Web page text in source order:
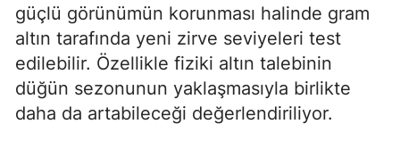
güçlü görünümün korunması halinde gram
altın tarafında yeni zirve seviyeleri test
edilebilir. Özellikle fiziki altın talebinin
düğün sezonunun yaklaşmasıyla birlikte
daha da artabileceği değerlendiriliyor.